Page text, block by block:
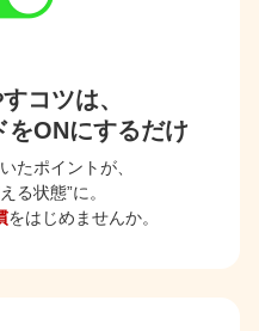
コツは、
をONにするだけ
たポイントが、
る状態”に。
をはじめませんか。